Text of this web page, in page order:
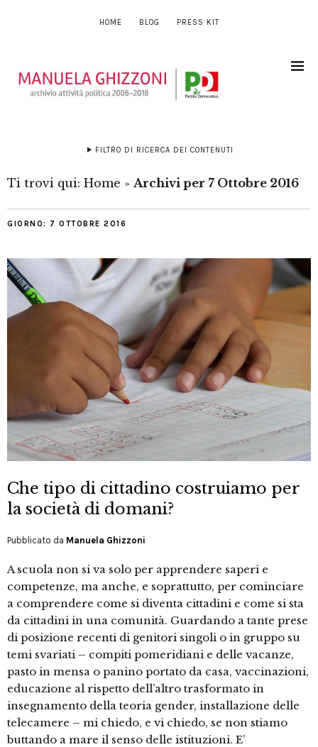
HOME BLOG PRESS KIT
FILTRO DI RICERCA DEI CONTENUTI
Ti trovi qui: Home » Archivi per 7 Ottobre 2016
GIORNO: 7 OTTOBRE 2016
Che tipo di cittadino costruiamo per
la società di domani?
Pubblicato da Manuela Ghizzoni
A scuola non si va solo per apprendere saperi e
competenze, ma anche, e soprattutto, per cominciare
a comprendere come si diventa cittadini e come si sta
da cittadini in una comunità. Guardando a tante prese
di posizione recenti di genitori singoli o in gruppo su
temi svariati – compiti pomeridiani e delle vacanze,
pasto in mensa o panino portato da casa, vaccinazioni,
educazione al rispetto dell’altro trasformato in
insegnamento della teoria gender, installazione delle
telecamere – mi chiedo, e vi chiedo, se non stiamo
buttando a mare il senso delle istituzioni. E’